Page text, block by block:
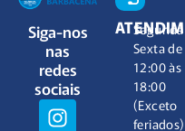
Siga-nos
nas
redes
sociais
Sexta de
12:00 às
18:00
(Exceto
feriados)